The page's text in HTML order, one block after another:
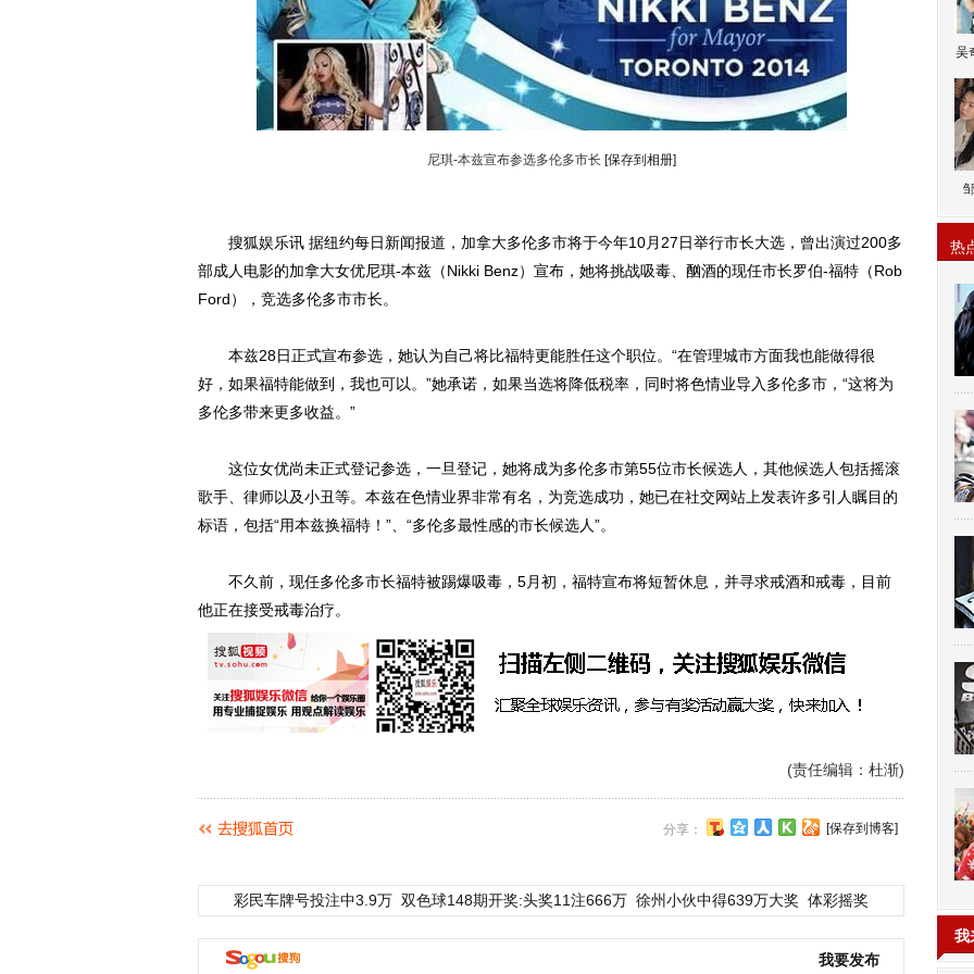
尼琪-本兹宣布参选多伦多市长 [保存到相册]
搜狐娱乐讯 据纽约每日新闻报道，加拿大多伦多市将于今年10月27日举行市长大选，曾出演过200多
部成人电影的加拿大女优尼琪-本兹（Nikki Benz）宣布，她将挑战吸毒、酗酒的现任市长罗伯-福特（Rob
Ford），竞选多伦多市市长。
本兹28日正式宣布参选，她认为自己将比福特更能胜任这个职位。“在管理城市方面我也能做得很
好，如果福特能做到，我也可以。”她承诺，如果当选将降低税率，同时将色情业导入多伦多市，“这将为
多伦多带来更多收益。”
这位女优尚未正式登记参选，一旦登记，她将成为多伦多市第55位市长候选人，其他候选人包括摇滚
歌手、律师以及小丑等。本兹在色情业界非常有名，为竞选成功，她已在社交网站上发表许多引人瞩目的
标语，包括“用本兹换福特！”、“多伦多最性感的市长候选人”。
不久前，现任多伦多市长福特被踢爆吸毒，5月初，福特宣布将短暂休息，并寻求戒酒和戒毒，目前
他正在接受戒毒治疗。
(责任编辑：杜渐)
分享： [保存到博客]
彩民车牌号投注中3.9万 双色球148期开奖:头奖11注666万 徐州小伙中得639万大奖 体彩摇奖
我要发布
吴
热
我